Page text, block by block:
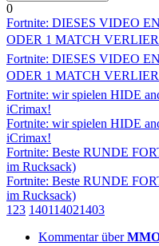
0
Fortnite: DIESES VIDEO
ODER 1 MATCH
Fortnite: DIESES VIDEO
ODER 1 MATCH
Fortnite: wir spielen HIDE
iCrimax!
Fortnite: wir spielen HIDE
iCrimax!
Fortnite: Beste RUNDE
im Rucksack)
Fortnite: Beste RUNDE
im Rucksack)
1 23 140114021403
Kommentar über